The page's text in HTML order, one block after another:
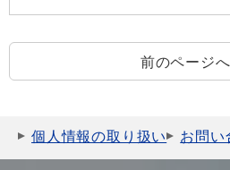
前のページ
個人情報の取り扱い お問い